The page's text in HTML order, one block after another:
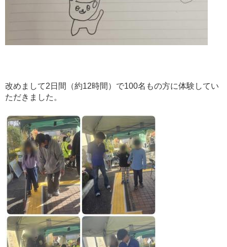
改めまして2日間（約12時間）で100名もの方に体験してい
ただきました。